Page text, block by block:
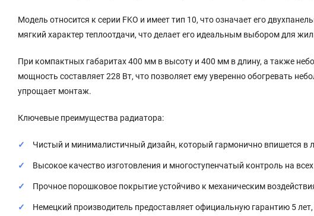
Модель относится к серии FKO и имеет тип 10, что означает его
мягкий характер теплоотдачи, что делает его идеальным выбором для
При компактных габаритах 400 мм в высоту и 400 мм в длину, а также
мощность составляет 228 Вт, что позволяет ему уверенно обогревать
упрощает монтаж.
Ключевые преимущества радиатора:
Чистый и минималистичный дизайн, который гармонично впишется в
Высокое качество изготовления и многоступенчатый контроль на
Прочное порошковое покрытие устойчиво к механическим
Немецкий производитель предоставляет официальную гарантию 5